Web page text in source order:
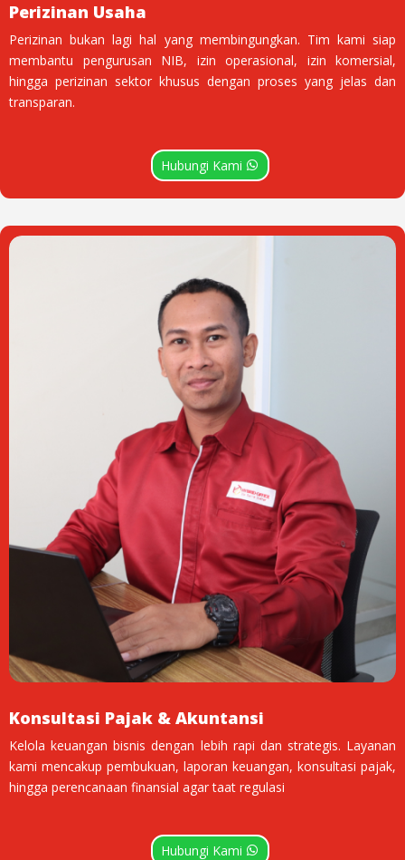
Perizinan Usaha
Perizinan bukan lagi hal yang membingungkan. Tim kami siap
membantu pengurusan NIB, izin operasional, izin komersial,
hingga perizinan sektor khusus dengan proses yang jelas dan
transparan.
Hubungi Kami
Konsultasi Pajak & Akuntansi
Kelola keuangan bisnis dengan lebih rapi dan strategis. Layanan
kami mencakup pembukuan, laporan keuangan, konsultasi pajak,
hingga perencanaan finansial agar taat regulasi
Hubungi Kami